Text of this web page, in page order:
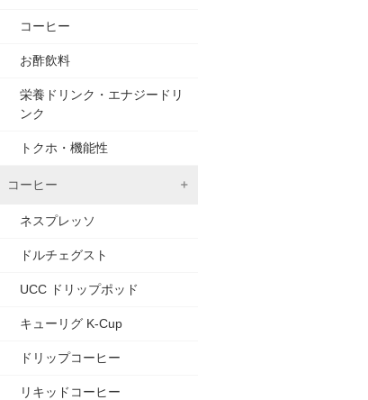
コーヒー
お酢飲料
栄養ドリンク・エナジードリ
ンク
トクホ・機能性
コーヒー
ネスプレッソ
ドルチェグスト
UCC ドリップポッド
キューリグ K-Cup
ドリップコーヒー
リキッドコーヒー